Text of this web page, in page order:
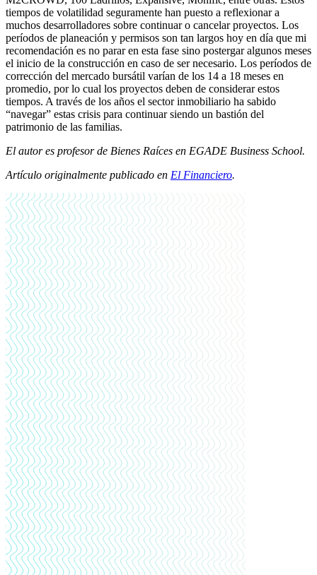
tiempos de volatilidad seguramente han puesto a reflexionar a
muchos desarrolladores sobre continuar o cancelar proyectos. Los
períodos de planeación y permisos son tan largos hoy en día que mi
recomendación es no parar en esta fase sino postergar algunos meses
el inicio de la construcción en caso de ser necesario. Los períodos de
corrección del mercado bursátil varían de los 14 a 18 meses en
promedio, por lo cual los proyectos deben de considerar estos
tiempos. A través de los años el sector inmobiliario ha sabido
“navegar” estas crisis para continuar siendo un bastión del
patrimonio de las familias.
El autor es profesor de Bienes Raíces en EGADE Business School.
Artículo originalmente publicado en El Financiero.